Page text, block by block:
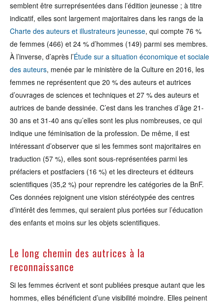
semblent être surreprésentées dans l’édition jeunesse ; à titre
indicatif, elles sont largement majoritaires dans les rangs de la
Charte des auteurs et illustrateurs jeunesse, qui compte 76 %
de femmes (466) et 24 % d’hommes (149) parmi ses membres.
À l’inverse, d’après l’Étude sur a situation économique et sociale
des auteurs, menée par le ministère de la Culture en 2016, les
femmes ne représentent que 20 % des auteurs et autrices
d’ouvrages de sciences et techniques et 27 % des auteurs et
autrices de bande dessinée. C’est dans les tranches d’âge 21-
30 ans et 31-40 ans qu’elles sont les plus nombreuses, ce qui
indique une féminisation de la profession. De même, il est
intéressant d’observer que si les femmes sont majoritaires en
traduction (57 %), elles sont sous-représentées parmi les
préfaciers et postfaciers (16 %) et les directeurs et éditeurs
scientifiques (35,2 %) pour reprendre les catégories de la BnF.
Ces données rejoignent une vision stéréotypée des centres
d’intérêt des femmes, qui seraient plus portées sur l’éducation
des enfants et moins sur les objets scientifiques.
Le long chemin des autrices à la
reconnaissance
Si les femmes écrivent et sont publiées presque autant que les
hommes, elles bénéficient d’une visibilité moindre. Elles peinent